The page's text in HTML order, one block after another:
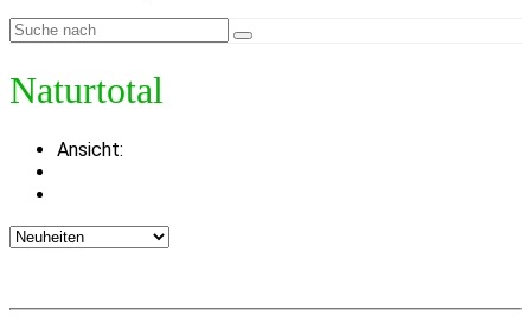
Naturtotal
Ansicht: